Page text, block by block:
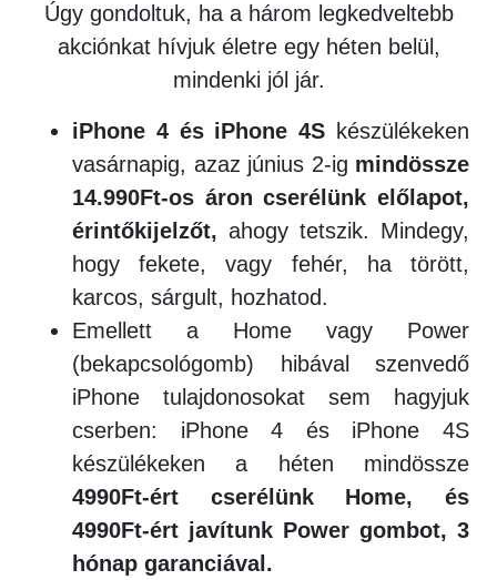
Úgy gondoltuk, ha a három legkedveltebb
akciónkat hívjuk életre egy héten belül,
mindenki jól jár.
iPhone 4 és iPhone 4S készülékeken
vasárnapig, azaz június 2-ig mindössze
14.990Ft-os áron cserélünk előlapot,
érintőkijelzőt, ahogy tetszik. Mindegy,
hogy fekete, vagy fehér, ha törött,
karcos, sárgult, hozhatod.
Emellett a Home vagy Power
(bekapcsológomb) hibával szenvedő
iPhone tulajdonosokat sem hagyjuk
cserben: iPhone 4 és iPhone 4S
készülékeken a héten mindössze
4990Ft-ért cserélünk Home, és
4990Ft-ért javítunk Power gombot, 3
hónap garanciával.